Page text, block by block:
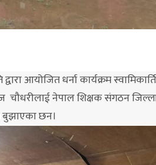
आयोजित धर्ना कार्यक्रम
चौधरीलाई नेपाल शिक्षक संगठन
बुझाएका छन।